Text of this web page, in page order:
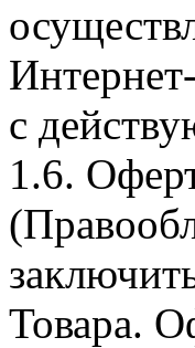
с
1.6.
Товара.